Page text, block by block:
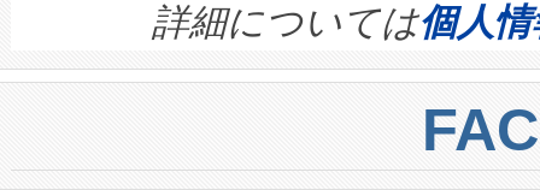
quality and reliability for AI
BESS stack to ensure battery
centers. Voltaiqは、ai&のAI
からシステム統合、試運転、
す。ノーマルモードでは、
ートル先まで検出でき、これ
トに対して約600メートルに
では、反射率10％のターゲッ
詳細については個人